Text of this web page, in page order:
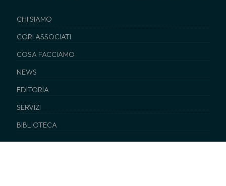
CHI SIAMO
CORI ASSOCIATI
COSA FACCIAMO
NEWS
EDITORIA
SERVIZI
BIBLIOTECA